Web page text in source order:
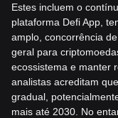
Estes incluem o
plataforma Defi App,
amplo, concorrência
geral para
ecossistema e manter
analistas acreditam
gradual,
mais até 2030. No